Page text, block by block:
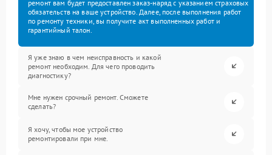
ремонт вам будет предоставлен заказ-наряд с указанием страховых
обязательств на ваше устройство. Далее, после выполнения работ
по ремонту техники, вы получите акт выполненных работ и
гарантийный талон.
Я уже знаю в чем неисправность и какой
ремонт необходим. Для чего проводить
диагностику?
Мне нужен срочный ремонт. Сможете
сделать?
Я хочу, чтобы мое устройство
ремонтировали при мне.